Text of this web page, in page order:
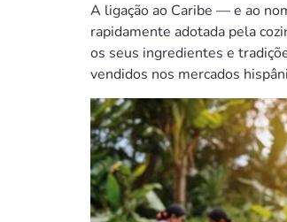
A ligação ao Caribe — e ao
rapidamente adotada pela
os seus ingredientes e
vendidos nos mercados